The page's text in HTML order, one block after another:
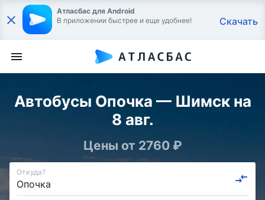
Атласбас для Android
В приложении быстрее и еще удобнее!
Скачать
Автобусы Опочка — Шимск на
8 авг.
Цены от 2760 ₽
Откуда?